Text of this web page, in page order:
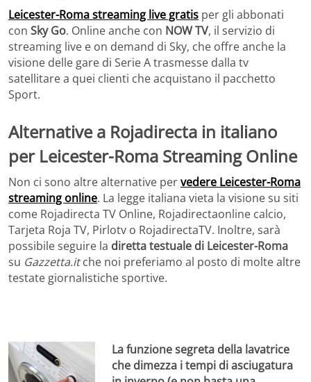
Leicester-Roma streaming live gratis per gli abbonati
con Sky Go. Online anche con NOW TV, il servizio di
streaming live e on demand di Sky, che offre anche la
visione delle gare di Serie A trasmesse dalla tv
satellitare a quei clienti che acquistano il pacchetto
Sport.
Alternative a Rojadirecta in italiano
per Leicester-Roma Streaming Online
Non ci sono altre alternative pervedere Leicester-Roma
streaming online. La legge italiana vieta la visione su siti
come Rojadirecta TV Online, Rojadirectaonline calcio,
Tarjeta Roja TV, Pirlotv o RojadirectaTV. Inoltre, sarà
possibile seguire la diretta testuale di Leicester-Roma
su Gazzetta.itche noi preferiamo al posto di molte altre
testate giornalistiche sportive.
La funzione segreta della lavatrice
che dimezza i tempi di asciugatura